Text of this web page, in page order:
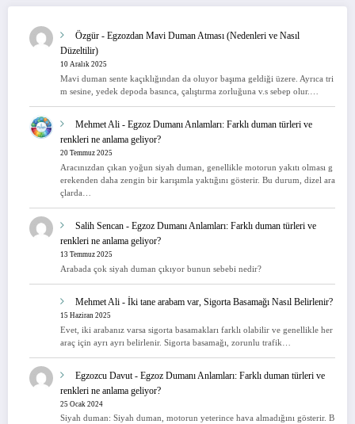
Özgür - Egzozdan Mavi Duman Atması (Nedenleri ve Nasıl
Düzeltilir)
10 Aralık 2025
Mavi duman sente kaçıklığından da oluyor başıma geldiği üzere. Ayrıca tri
m sesine, yedek depoda basınca, çalıştırma zorluğuna v.s sebep olur.…
Mehmet Ali - Egzoz Dumanı Anlamları: Farklı duman türleri ve
renkleri ne anlama geliyor?
20 Temmuz 2025
Aracınızdan çıkan yoğun siyah duman, genellikle motorun yakıtı olması g
erekenden daha zengin bir karışımla yaktığını gösterir. Bu durum, dizel ara
çlarda…
Salih Sencan - Egzoz Dumanı Anlamları: Farklı duman türleri ve
renkleri ne anlama geliyor?
13 Temmuz 2025
Arabada çok siyah duman çıkıyor bunun sebebi nedir?
Mehmet Ali - İki tane arabam var, Sigorta Basamağı Nasıl Belirlenir?
15 Haziran 2025
Evet, iki arabanız varsa sigorta basamakları farklı olabilir ve genellikle her
araç için ayrı ayrı belirlenir. Sigorta basamağı, zorunlu trafik…
Egzozcu Davut - Egzoz Dumanı Anlamları: Farklı duman türleri ve
renkleri ne anlama geliyor?
25 Ocak 2024
Siyah duman: Siyah duman, motorun yeterince hava almadığını gösterir. B